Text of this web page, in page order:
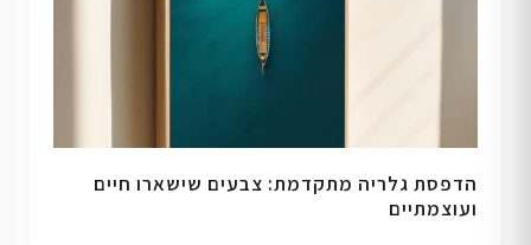
הדפסת גלריה מתקדמת: צבעים שישארו חיים
ועוצמתיים